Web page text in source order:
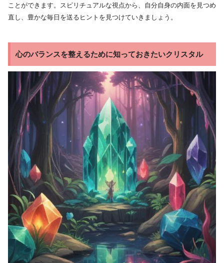
ことができます。スピリチュアルな視点から、自分自身の内面を見つめ
直し、豊かな毎日を送るヒントを見つけていきましょう。
心のバランスを整えるために知っておきたいクリスタル